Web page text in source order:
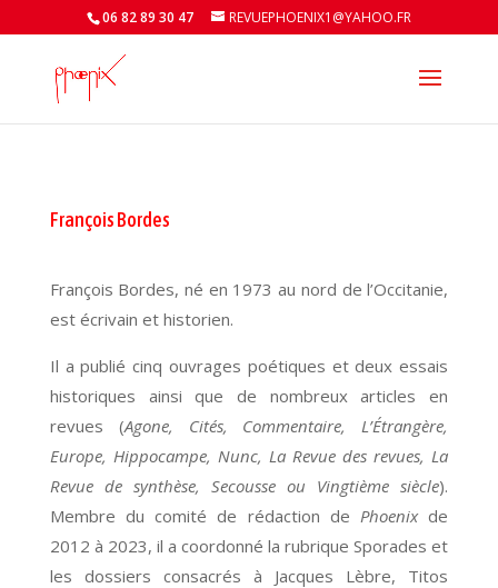
06 82 89 30 47 REVUEPHOENIX1@YAHOO.FR
François Bordes
François Bordes, né en 1973 au nord de l’Occitanie,
est écrivain et historien.
Il a publié cinq ouvrages poétiques et deux essais
historiques ainsi que de nombreux articles en
revues (Agone, Cités, Commentaire, L’Étrangère,
Europe, Hippocampe, Nunc, La Revue des revues, La
Revue de synthèse, Secousse ou Vingtième siècle).
Membre du comité de rédaction de Phoenixde
2012 à 2023, il a coordonné la rubrique Sporades et
les dossiers consacrés à Jacques Lèbre, Titos